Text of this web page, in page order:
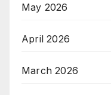
May 2026
April 2026
March 2026